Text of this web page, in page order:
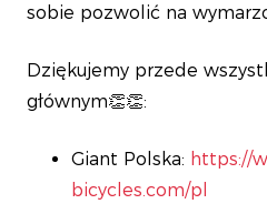
sobie pozwolić na
Dziękujemy przede
głównym👏👏:
Giant Polska: https://
bicycles.com/pl